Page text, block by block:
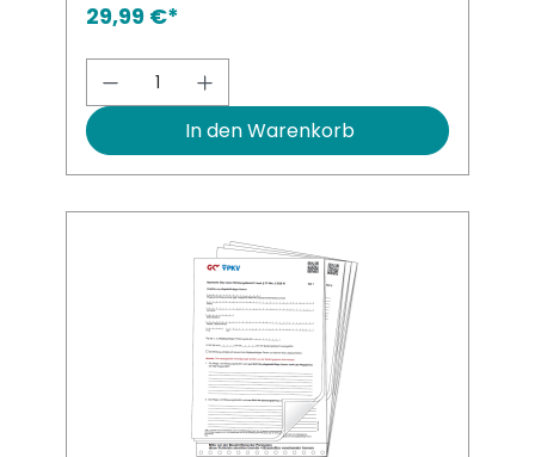
29,99 €*
Produkt Anzahl: Gib den
In den Warenkorb